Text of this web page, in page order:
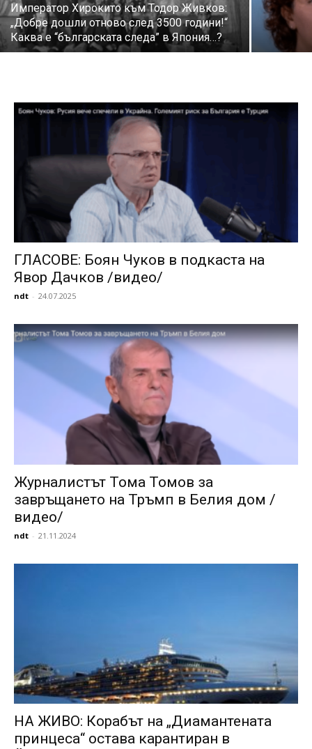
Император Хирокито към Тодор Живков:
„Добре дошли отново след 3500 години!“
Каква е “българската следа” в Япония…?
ГЛАСОВЕ: Боян Чуков в подкаста на
Явор Дачков /видео/
ndt - 24.07.2025
Журналистът Тома Томов за
завръщането на Тръмп в Белия дом /
видео/
ndt - 21.11.2024
НА ЖИВО: Корабът на „Диамантената
принцеса“ остава карантиран в